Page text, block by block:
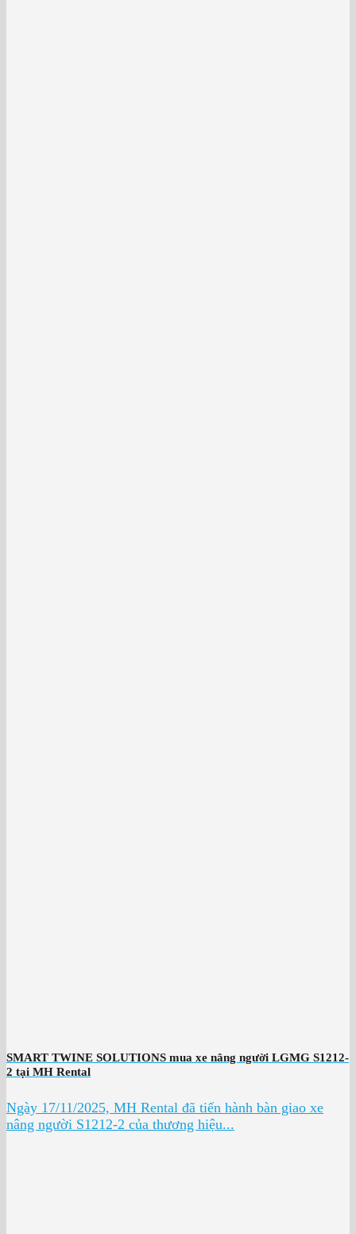
SMART TWINE SOLUTIONS mua xe nâng người LGMG S1212-
2 tại MH Rental
Ngày 17/11/2025, MH Rental đã tiến hành bàn giao xe
nâng người S1212-2 của thương hiệu...